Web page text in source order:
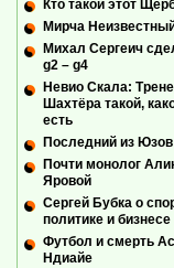
Кто такой этот
Мирча
Михал Сергеич
g2 – g4
Невио Скала:
Шахтёра такой,
есть
Последний из Юзов
Почти монолог
Яровой
Сергей Бубка о
политике и бизнесе
Футбол и смерть
Ндиайе